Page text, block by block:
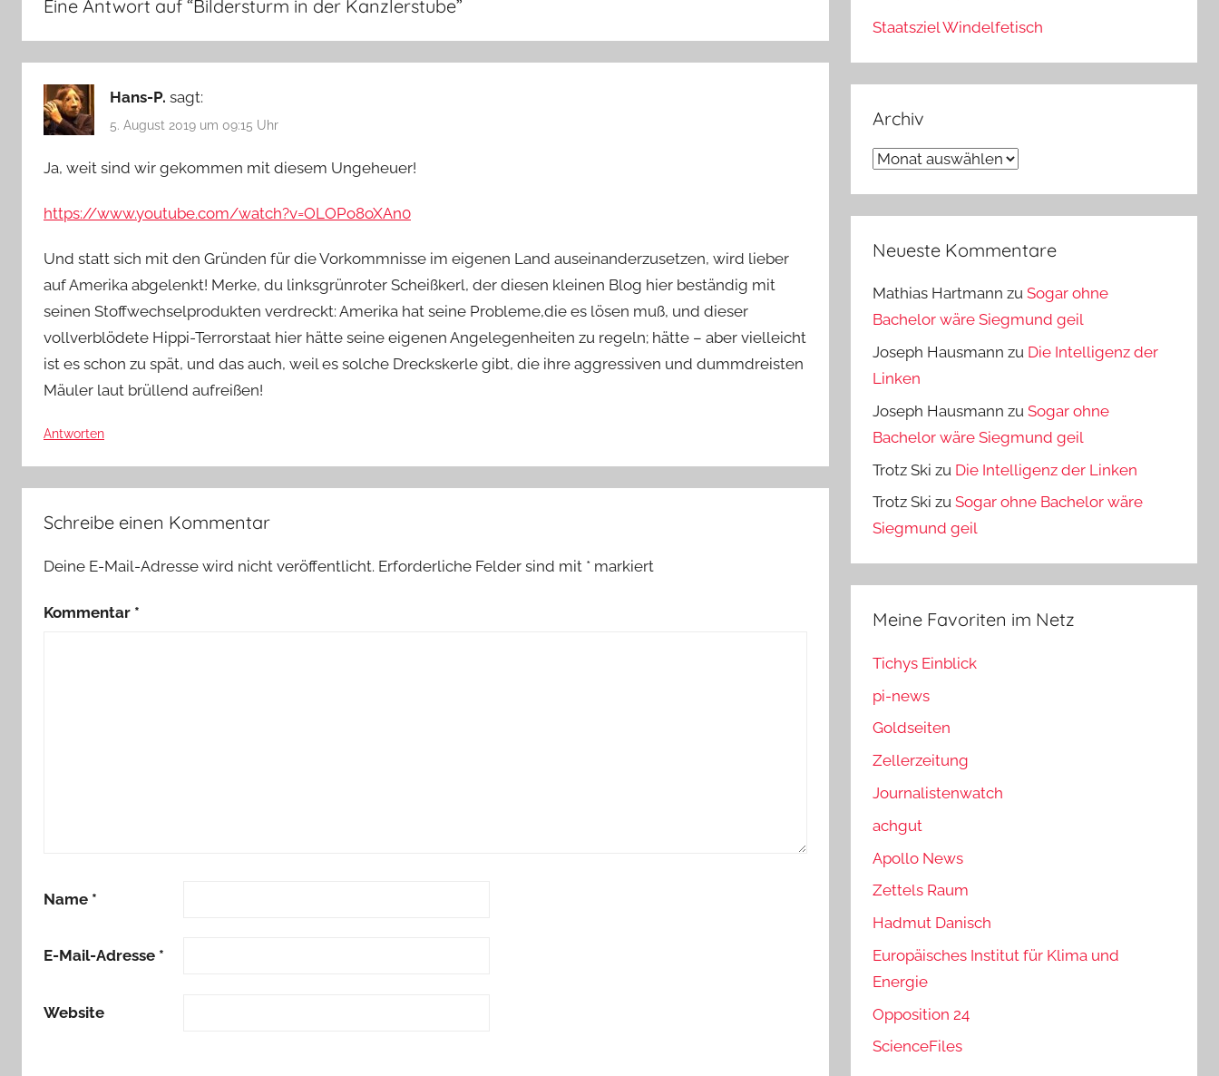
Eine Antwort auf “Bildersturm in der Kanzlerstube”
Hans-P. sagt:
5. August 2019 um 09:15 Uhr
Ja, weit sind wir gekommen mit diesem Ungeheuer!
https://www.youtube.com/watch?v=OLOPo8oXAn0
Und statt sich mit den Gründen für die Vorkommnisse im eigenen Land auseinanderzusetzen, wird lieber
auf Amerika abgelenkt! Merke, du linksgrünroter Scheißkerl, der diesen kleinen Blog hier beständig mit
seinen Stoffwechselprodukten verdreckt: Amerika hat seine Probleme,die es lösen muß, und dieser
vollverblödete Hippi-Terrorstaat hier hätte seine eigenen Angelegenheiten zu regeln; hätte – aber vielleicht
ist es schon zu spät, und das auch, weil es solche Dreckskerle gibt, die ihre aggressiven und dummdreisten
Mäuler laut brüllend aufreißen!
Antworten
Schreibe einen Kommentar
Deine E-Mail-Adresse wird nicht veröffentlicht. Erforderliche Felder sind mit * markiert
Kommentar *
Name *
E-Mail-Adresse *
Website
Staatsziel Windelfetisch
Archiv
Archiv
Neueste Kommentare
Mathias Hartmann zuSogar ohne
Bachelor wäre Siegmund geil
Joseph Hausmann zu Die Intelligenz der
Linken
Joseph Hausmann zuSogar ohne
Bachelor wäre Siegmund geil
Trotz Ski zu Die Intelligenz der Linken
Trotz Ski zuSogar ohne Bachelor wäre
Siegmund geil
Meine Favoriten im Netz
Tichys Einblick
pi-news
Goldseiten
Zellerzeitung
Journalistenwatch
achgut
Apollo News
Zettels Raum
Hadmut Danisch
Europäisches Institut für Klima und
Energie
Opposition 24
ScienceFiles